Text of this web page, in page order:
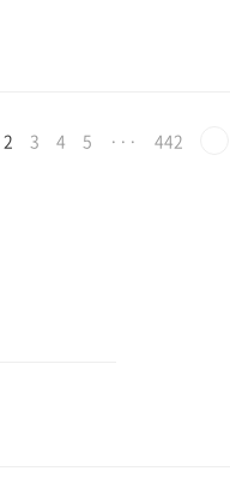
2 3 4 5 ··· 442